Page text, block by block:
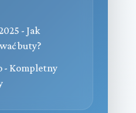
- Jak
buty?
- Kompletny